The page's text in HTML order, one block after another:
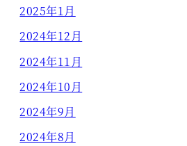
2025年1月
2024年12月
2024年11月
2024年10月
2024年9月
2024年8月